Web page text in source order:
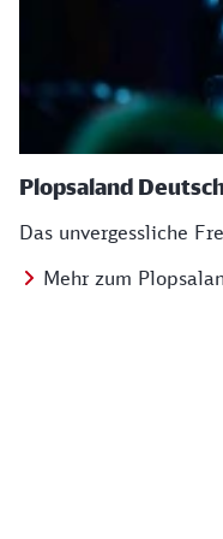
Plopsaland
Das unvergessliche
Mehr zum